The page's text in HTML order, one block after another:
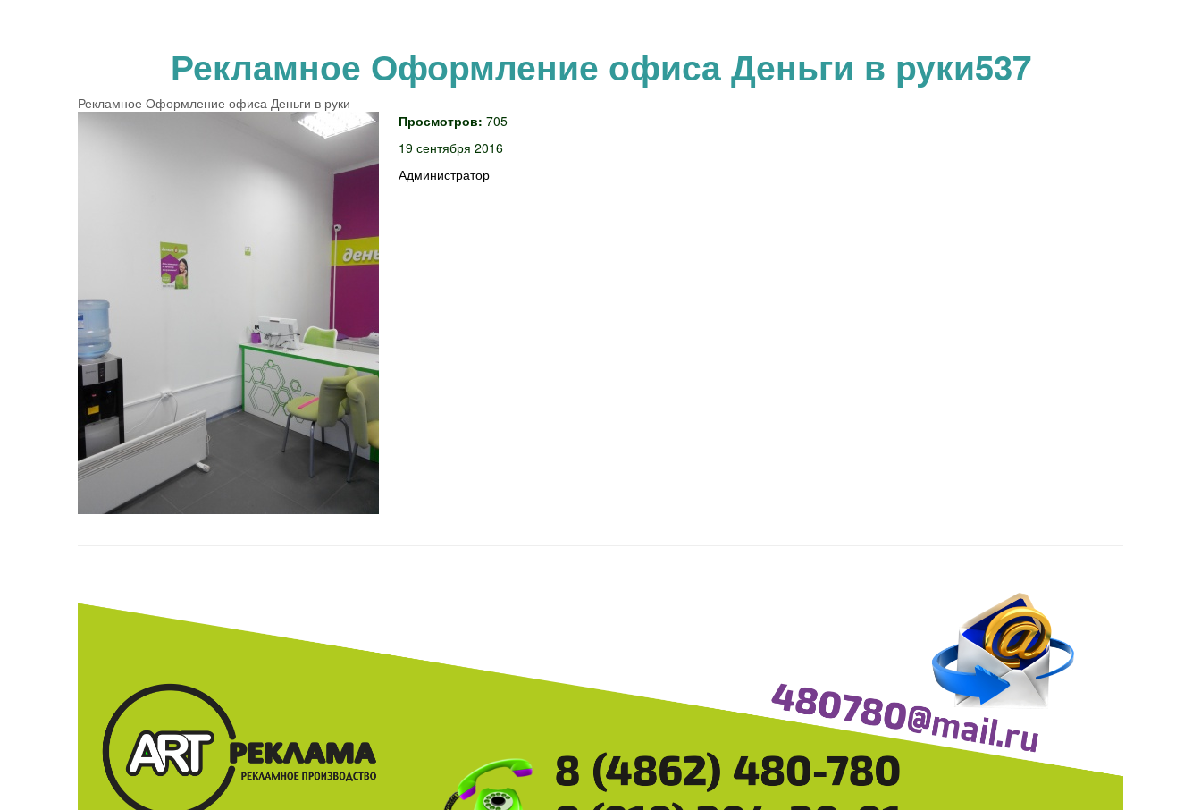
Рекламное Оформление офиса Деньги в руки537
Рекламное Оформление офиса Деньги в руки
Просмотров: 705
19 сентября 2016
Администратор